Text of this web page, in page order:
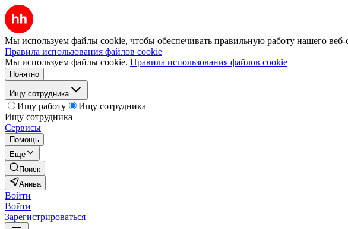
Мы используем файлы cookie, чтобы обеспечивать правильную работу нашего веб-
Правила использования файлов cookie
Мы используем файлы cookie. Правила использования файлов cookie
Понятно
Ищу сотрудника
Ищу работу
Ищу сотрудника
Ищу сотрудника
Сервисы
Помощь
Ещё
Поиск
Анива
Войти
Войти
Зарегистрироваться